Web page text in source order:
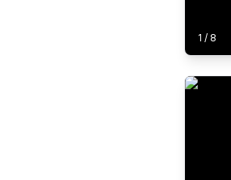
1 / 8